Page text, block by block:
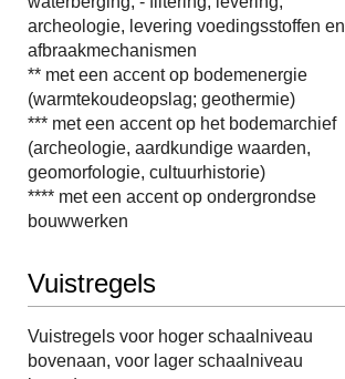
archeologie, levering voedingsstoffen en
afbraakmechanismen
** met een accent op bodemenergie
(warmtekoudeopslag; geothermie)
*** met een accent op het bodemarchief
(archeologie, aardkundige waarden,
geomorfologie, cultuurhistorie)
**** met een accent op ondergrondse
bouwwerken
Vuistregels
Vuistregels voor hoger schaalniveau
bovenaan, voor lager schaalniveau